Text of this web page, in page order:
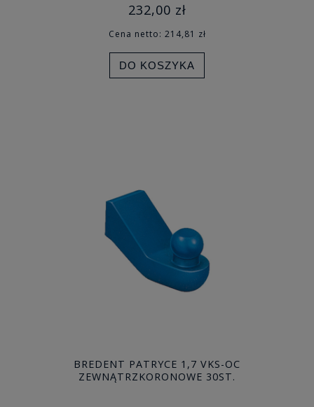
232,00 zł
Cena netto: 214,81 zł
DO KOSZYKA
BREDENT PATRYCE 1,7 VKS-OC
ZEWNĄTRZKORONOWE 30ST.